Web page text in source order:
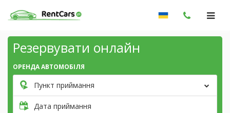
Резервувати онлайн
ОРЕНДА АВТОМОБІЛЯ
Пункт приймання
Дата приймання